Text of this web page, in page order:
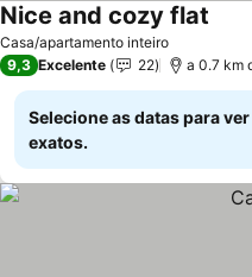
Casa/apartamento inteiro
Nice and cozy flat
9,3 Excelente 22 a 0.7 km
Selecione as datas para
exatos.